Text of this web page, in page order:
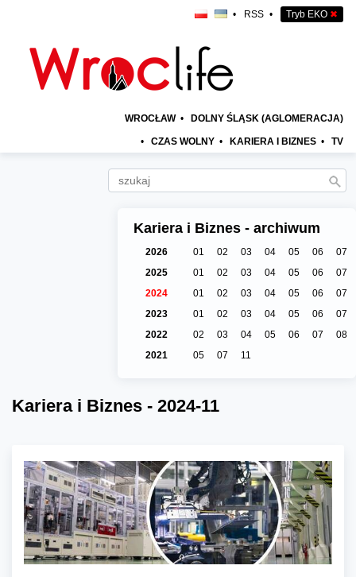
• RSS • Tryb EKO ✖
WROCŁAW • DOLNY ŚLĄSK (AGLOMERACJA)
• CZAS WOLNY • KARIERA I BIZNES • TV
Kariera i Biznes - archiwum
2026 01 02 03 04 05 06
07
2025
01 02 03 04 05 06
07
2024
01 02 03 04 05 06
07
2023
01 02 03 04 05 06
07
2022
02 03 04 05 06 07
08
2021
05 07 11
Kariera i Biznes - 2024-11